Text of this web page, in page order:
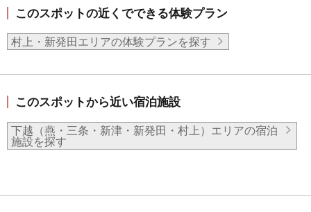
このスポットの近くでできる体験プラン
村上・新発田エリアの体験プランを探す
このスポットから近い宿泊施設
下越（燕・三条・新津・新発田・村上）エリアの宿泊
施設を探す